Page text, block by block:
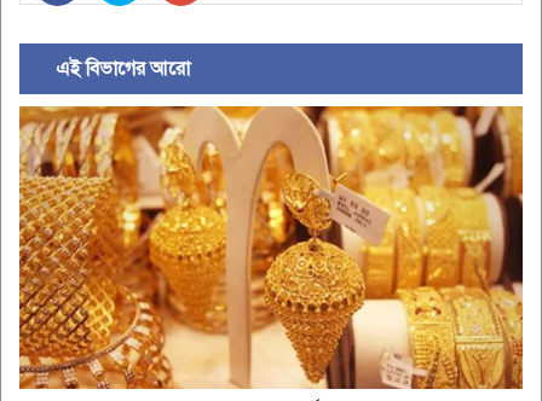
এই বিভাগের আরো